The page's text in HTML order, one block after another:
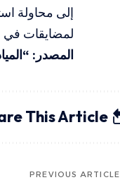
إلى محاولة
لمضايقات في
المصدر:
This Article
PREVIOUS ARTICLE